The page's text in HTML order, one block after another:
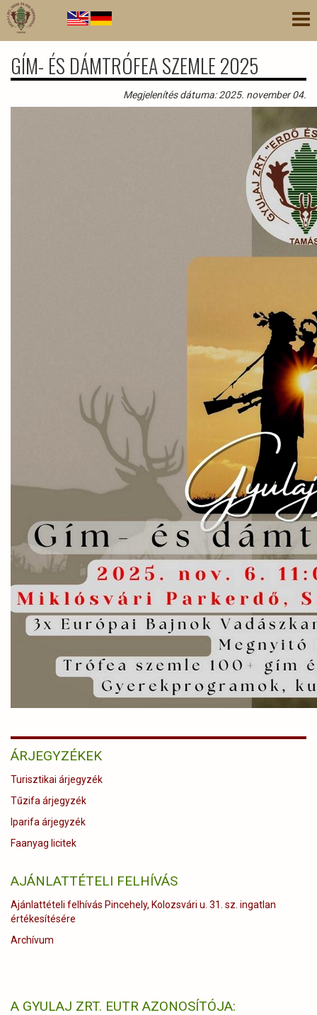
Ugrás
tartalomra
GÍM- ÉS DÁMTRÓFEA SZEMLE 2025
Megjelenítés dátuma: 2025. november 04.
ÁRJEGYZÉKEK
Turisztikai árjegyzék
Tűzifa árjegyzék
Iparifa árjegyzék
Faanyag licitek
AJÁNLATTÉTELI FELHÍVÁS
Ajánlattételi felhívás Pincehely, Kolozsvári u. 31. sz. ingatlan
értékesítésére
Archívum
A GYULAJ ZRT. EUTR AZONOSÍTÓJA: